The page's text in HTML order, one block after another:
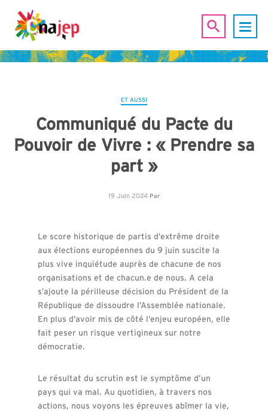
ET AUSSI
Communiqué du Pacte du
Pouvoir de Vivre : « Prendre sa
part »
19 Juin 2024 Par
Le score historique de partis d’extrême droite
aux élections européennes du 9 juin suscite la
plus vive inquiétude auprès de chacune de nos
organisations et de chacun.e de nous. A cela
s’ajoute la périlleuse décision du Président de la
République de dissoudre l’Assemblée nationale.
En plus d’avoir mis de côté l’enjeu européen, elle
fait peser un risque vertigineux sur notre
démocratie.
Le résultat du scrutin est le symptôme d’un
pays qui va mal. Au quotidien, à travers nos
actions, nous voyons les épreuves abîmer la vie,